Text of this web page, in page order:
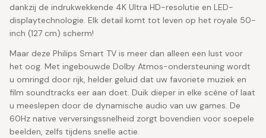
dankzij de indrukwekkende 4K Ultra HD-resolutie en LED-
displaytechnologie. Elk detail komt tot leven op het royale 50-
inch (127 cm) scherm!
Maar deze Philips Smart TV is meer dan alleen een lust voor
het oog. Met ingebouwde Dolby Atmos-ondersteuning wordt
u omringd door rijk, helder geluid dat uw favoriete muziek en
film soundtracks eer aan doet. Duik dieper in elke scène of laat
u meeslepen door de dynamische audio van uw games. De
60Hz native verversingssnelheid zorgt bovendien voor soepele
beelden, zelfs tijdens snelle actie.